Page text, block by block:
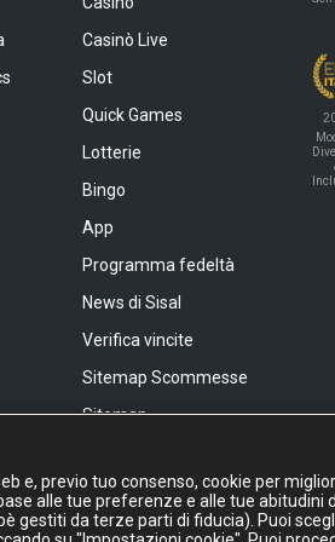
Casinò Live
Slot
Quick Games
Lotterie
Bingo
App
Programma fedeltà
News di Sisal
Verifica vincite
Sitemap Scommesse
Sitemap
IL GIOCO È VIETATO AI MINORI
e, previo tuo consenso, cookie per
alle tue preferenze e alle tue abitudini
gestiti da terze parti di fiducia). Puoi